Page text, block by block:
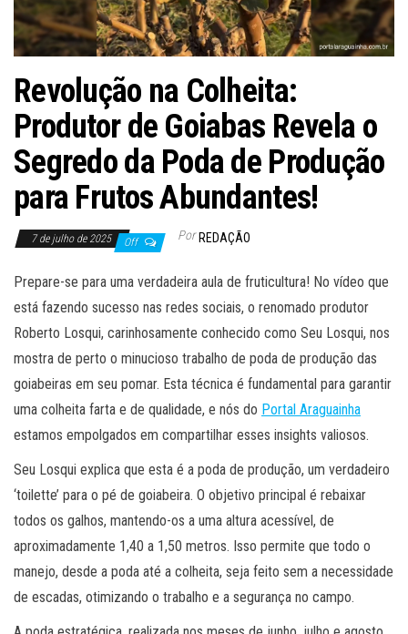
Revolução na Colheita:
Produtor de Goiabas Revela o
Segredo da Poda de Produção
para Frutos Abundantes!
7 de julho de 2025 Off Por REDAÇÃO
Prepare-se para uma verdadeira aula de fruticultura! No vídeo que
está fazendo sucesso nas redes sociais, o renomado produtor
Roberto Losqui, carinhosamente conhecido como Seu Losqui, nos
mostra de perto o minucioso trabalho de poda de produção das
goiabeiras em seu pomar. Esta técnica é fundamental para garantir
uma colheita farta e de qualidade, e nós do Portal Araguainha
estamos empolgados em compartilhar esses insights valiosos.
Seu Losqui explica que esta é a poda de produção, um verdadeiro
‘toilette’ para o pé de goiabeira. O objetivo principal é rebaixar
todos os galhos, mantendo-os a uma altura acessível, de
aproximadamente 1,40 a 1,50 metros. Isso permite que todo o
manejo, desde a poda até a colheita, seja feito sem a necessidade
de escadas, otimizando o trabalho e a segurança no campo.